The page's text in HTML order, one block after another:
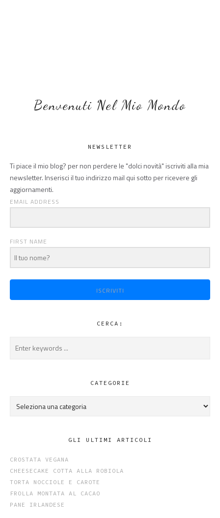
Benvenuti Nel Mio Mondo
NEWSLETTER
Ti piace il mio blog? per non perdere le "dolci novità" iscriviti alla mia
newsletter. Inserisci il tuo indirizzo mail qui sotto per ricevere gli
aggiornamenti.
EMAIL ADDRESS
FIRST NAME
ISCRIVITI
CERCA:
CATEGORIE
GLI ULTIMI ARTICOLI
CROSTATA VEGANA
CHEESECAKE COTTA ALLA ROBIOLA
TORTA NOCCIOLE E CAROTE
FROLLA MONTATA AL CACAO
PANE IRLANDESE